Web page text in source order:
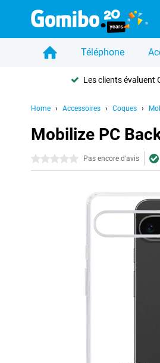
Téléphone
Les clients évaluent
Home Accessoires Coques
Mobilize PC
0 étoiles Pas encore d'avis